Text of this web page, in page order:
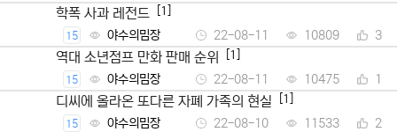
학폭 사과 레전드 [1]
15 야수의밈장 22-08-11 10809 3
역대 소년점프 만화 판매 순위 [1]
15 야수의밈장 22-08-11 10475 1
디씨에 올라온 또다른 자폐 가족의 현실 [1]
15 야수의밈장 22-08-10 11533 2